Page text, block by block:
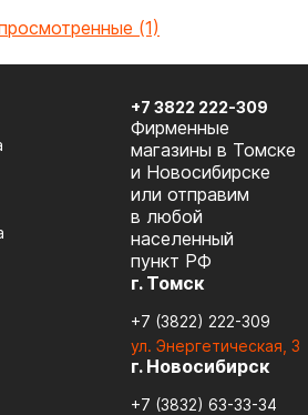
(1)
+7 3822 222-309
Фирменные
магазины в Томске
и Новосибирске
или отправим
в любой
населенный
пункт РФ
г. Томск
+7 (3822) 222-309
ул. Энергетическая, 3
г. Новосибирск
+7 (3832) 63-33-34